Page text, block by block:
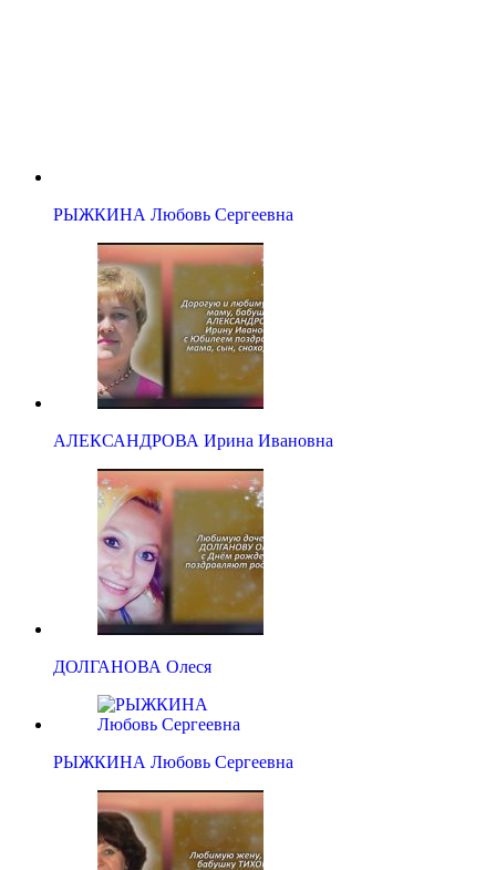
РЫЖКИНА Любовь Сергеевна
АЛЕКСАНДРОВА Ирина Ивановна
ДОЛГАНОВА Олеся
РЫЖКИНА Любовь Сергеевна